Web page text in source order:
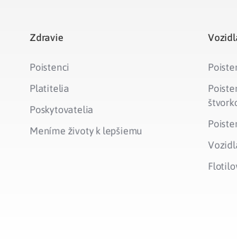
Zdravie
Poistenci
Platitelia
Poskytovatelia
Meníme životy k lepšiemu